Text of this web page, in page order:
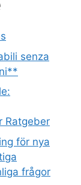
senza
Ratgeber
för nya
frågor